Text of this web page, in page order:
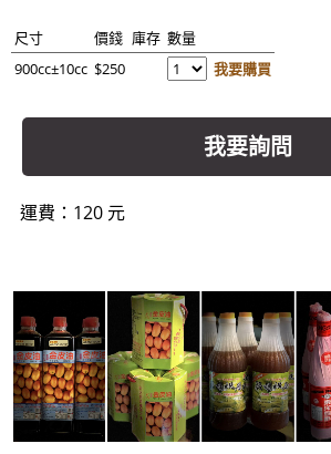
尺寸 價錢 庫存 數量
900cc±10cc $250 我要購買
我要詢問
運費：120 元